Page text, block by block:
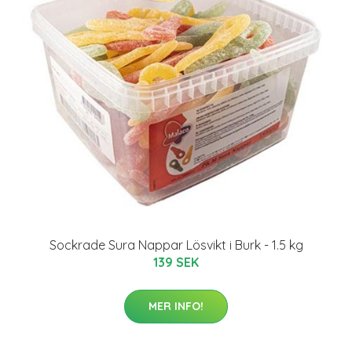
Sockrade Sura Nappar Lösvikt i Burk - 1.5 kg
139 SEK
MER INFO!